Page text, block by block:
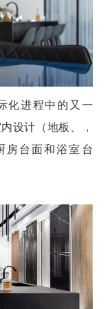
化进程中的又一
设计（地板、，
房台面和浴室台